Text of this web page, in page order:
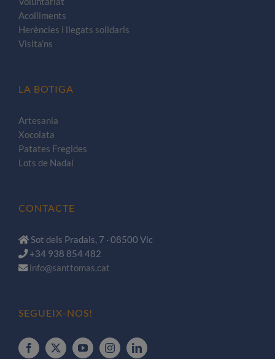
Acolliments
Herències i llegats solidaris
Visita’ns
LA BOTIGA
Artesania
Xocolata
Patates Fregides
Lots de Nadal
CONTACTE
Sot dels Pradals, 7 · 08500 Vic
+34 938 854 482
info@santtomas.cat
SEGUEIX-NOS!